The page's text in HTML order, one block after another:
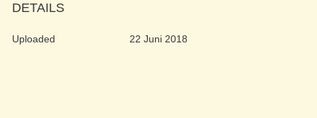
DETAILS
Uploaded 22 Juni 2018